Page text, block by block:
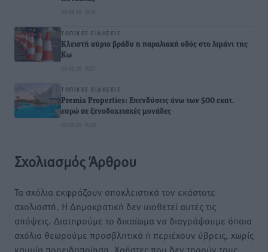
06.08.26 · 12:14
ΤΟΠΙΚΈΣ ΕΙΔΉΣΕΙΣ
Κλειστή αύριο βράδυ η παραλιακή οδός στο λιμάνι της
Κω
06.08.26 · 11:57
ΤΟΠΙΚΈΣ ΕΙΔΉΣΕΙΣ
Premia Properties: Επενδύσεις άνω των 500 εκατ.
ευρώ σε ξενοδοχειακές μονάδες
Σχολιασμός Άρθρου
Τα σχόλια εκφράζουν αποκλειστικά τον εκάστοτε
σχολιαστή. Η Δημοκρατική δεν υιοθετεί αυτές τις
απόψεις. Διατηρούμε το δικαίωμα να διαγράψουμε όποια
σχόλια θεωρούμε προσβλητικά ή περιέχουν ύβρεις, χωρίς
καμμία προειδοποίηση. Χρήστες που δεν τηρούν τους